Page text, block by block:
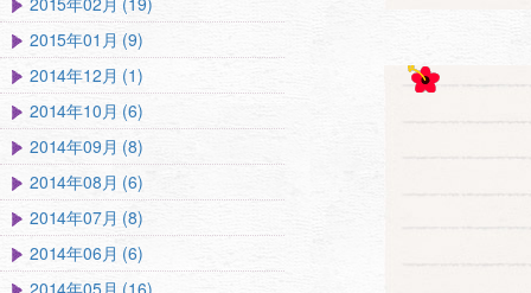
2015年01月 (9)
2014年12月 (1)
2014年10月 (6)
2014年09月 (8)
2014年08月 (6)
2014年07月 (8)
2014年06月 (6)
2014年05月 (16)